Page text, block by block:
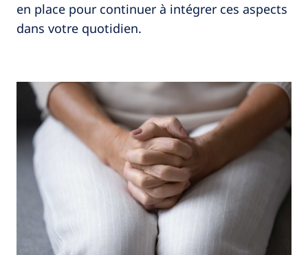
en place pour continuer à intégrer ces aspects
dans votre quotidien.